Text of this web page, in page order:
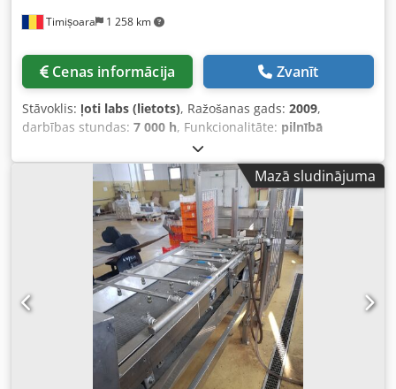
Timișoara 1 258 km
Cenas informācija Zvanīt
Stāvoklis: ļoti labs (lietots), Ražošanas gads: 2009,
darbības stundas: 7 000 h, Funkcionalitāte: pilnībā
, iekārtas/transportlīdzekļa numurs:
Marunaka SL 25 T, komplektā ar konveijerlenti un nažu
asināšanas iekārtu. Cena un sīkāka informācija – rakstiet
uz e-pastu. Codpfjzruhwjx Aqxerf
Mazā sludinājuma